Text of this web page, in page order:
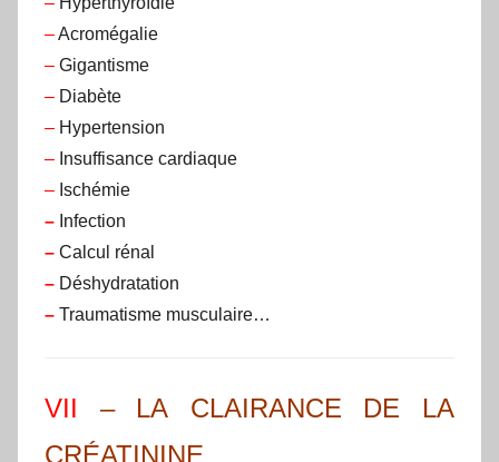
–Acromégalie
– Gigantisme
– Diabète
– Hypertension
– Insuffisance cardiaque
– Ischémie
– Infection
– Calcul rénal
– Déshydratation
– Traumatisme musculaire…
VII – LA CLAIRANCE DE LA
CRÉATININE